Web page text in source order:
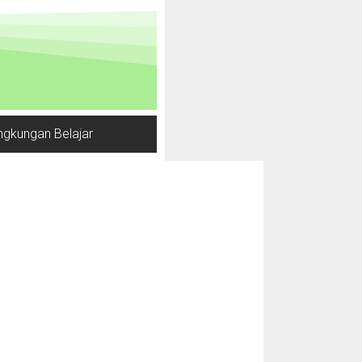
Belajar